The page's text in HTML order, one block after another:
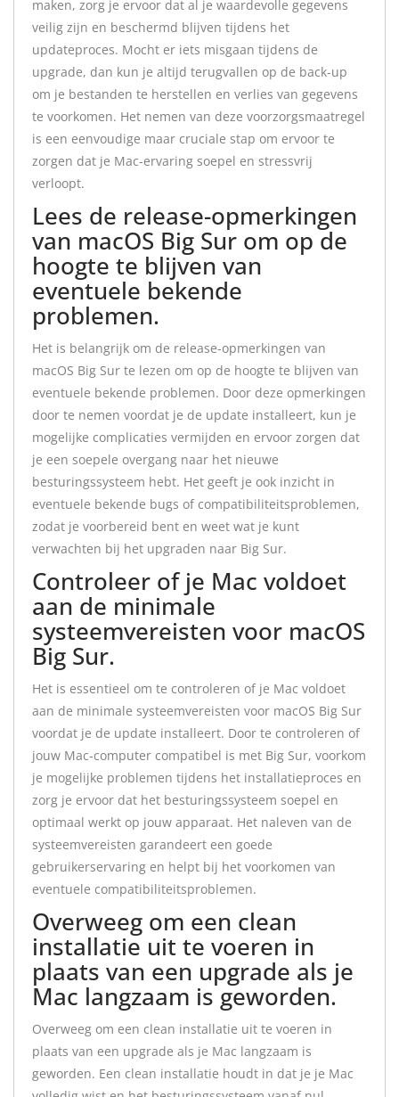
maken, zorg je ervoor dat al je waardevolle gegevens
veilig zijn en beschermd blijven tijdens het
updateproces. Mocht er iets misgaan tijdens de
upgrade, dan kun je altijd terugvallen op de back-up
om je bestanden te herstellen en verlies van gegevens
te voorkomen. Het nemen van deze voorzorgsmaatregel
is een eenvoudige maar cruciale stap om ervoor te
zorgen dat je Mac-ervaring soepel en stressvrij
verloopt.
Lees de release-opmerkingen
van macOS Big Sur om op de
hoogte te blijven van
eventuele bekende
problemen.
Het is belangrijk om de release-opmerkingen van
macOS Big Sur te lezen om op de hoogte te blijven van
eventuele bekende problemen. Door deze opmerkingen
door te nemen voordat je de update installeert, kun je
mogelijke complicaties vermijden en ervoor zorgen dat
je een soepele overgang naar het nieuwe
besturingssysteem hebt. Het geeft je ook inzicht in
eventuele bekende bugs of compatibiliteitsproblemen,
zodat je voorbereid bent en weet wat je kunt
verwachten bij het upgraden naar Big Sur.
Controleer of je Mac voldoet
aan de minimale
systeemvereisten voor macOS
Big Sur.
Het is essentieel om te controleren of je Mac voldoet
aan de minimale systeemvereisten voor macOS Big Sur
voordat je de update installeert. Door te controleren of
jouw Mac-computer compatibel is met Big Sur, voorkom
je mogelijke problemen tijdens het installatieproces en
zorg je ervoor dat het besturingssysteem soepel en
optimaal werkt op jouw apparaat. Het naleven van de
systeemvereisten garandeert een goede
gebruikerservaring en helpt bij het voorkomen van
eventuele compatibiliteitsproblemen.
Overweeg om een clean
installatie uit te voeren in
plaats van een upgrade als je
Mac langzaam is geworden.
Overweeg om een clean installatie uit te voeren in
plaats van een upgrade als je Mac langzaam is
geworden. Een clean installatie houdt in dat je je Mac